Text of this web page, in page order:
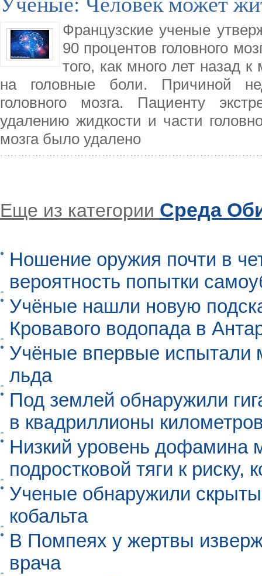
Французские ученые
90 процентов головного
того, как много лет назад
на головные боли. Причиной
головного мозга. Пациенту
удалению жидкости и части
мозга было удалено
Еще из категории Среда
Ношение оружия почти в
вероятность попытки
Учёные нашли новую
Кровавого водопада в
Учёные впервые испытали
льда
Под землей обнаружили
в квадриллионы
Низкий уровень дофамина
подростковой тяги к риску,
Ученые обнаружили
кобальта
В Помпеях у жертвы
врача